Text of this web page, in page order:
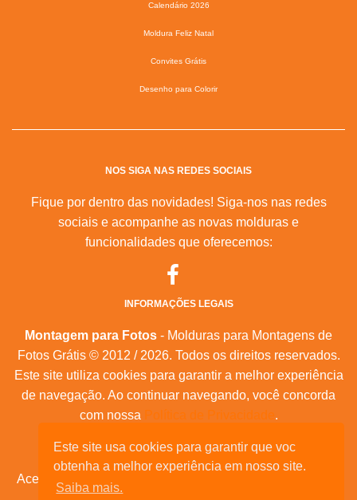
Este site usa cookies para garantir que voc
obtenha a melhor experiência em nosso site.
Saiba mais.
Calendário 2026
Moldura Feliz Natal
Convites Grátis
Desenho para Colorir
NOS SIGA NAS REDES SOCIAIS
Fique por dentro das novidades! Siga-nos nas redes
sociais e acompanhe as novas molduras e
funcionalidades que oferecemos:
INFORMAÇÕES LEGAIS
Montagem para Fotos - Molduras para Montagens de
Fotos Grátis © 2012 / 2026. Todos os direitos reservados.
Este site utiliza cookies para garantir a melhor experiência
de navegação. Ao continuar navegando, você concorda
com nossa Política de Privacidade.
Mapa do Site |Feeds RSS |Sobre Nós
Acesse nossas molduras para: